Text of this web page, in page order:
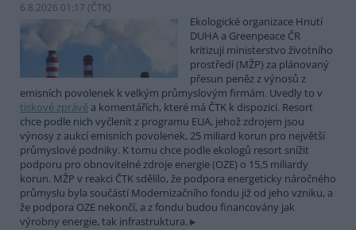
6.8.2026 01:17 (ČTK)
Ekologické organizace Hnutí
DUHA a Greenpeace ČR
kritizují ministerstvo životního
prostředí (MŽP) za plánovaný
přesun peněz z výnosů z
emisních povolenek k velkým průmyslovým firmám. Uvedly to v
tiskové zprávě a komentářích, které má ČTK k dispozici. Resort
chce podle nich vyčlenit z programu EUA, jehož zdrojem jsou
výnosy z aukcí emisních povolenek, 25 miliard korun pro největší
průmyslové podniky. K tomu chce podle ekologů resort snížit
podporu pro obnovitelné zdroje energie (OZE) o 15,5 miliardy
korun. MŽP v reakci ČTK sdělilo, že podpora energeticky náročného
průmyslu byla součástí Modernizačního fondu již od jeho vzniku, a
že podpora OZE nekončí, a z fondu budou financovány jak
výrobny energie, tak infrastruktura.